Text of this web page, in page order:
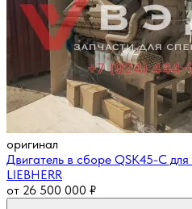
оригинал
Двигатель в сборе QSK45-C
LIEBHERR
от 26 500 000 ₽